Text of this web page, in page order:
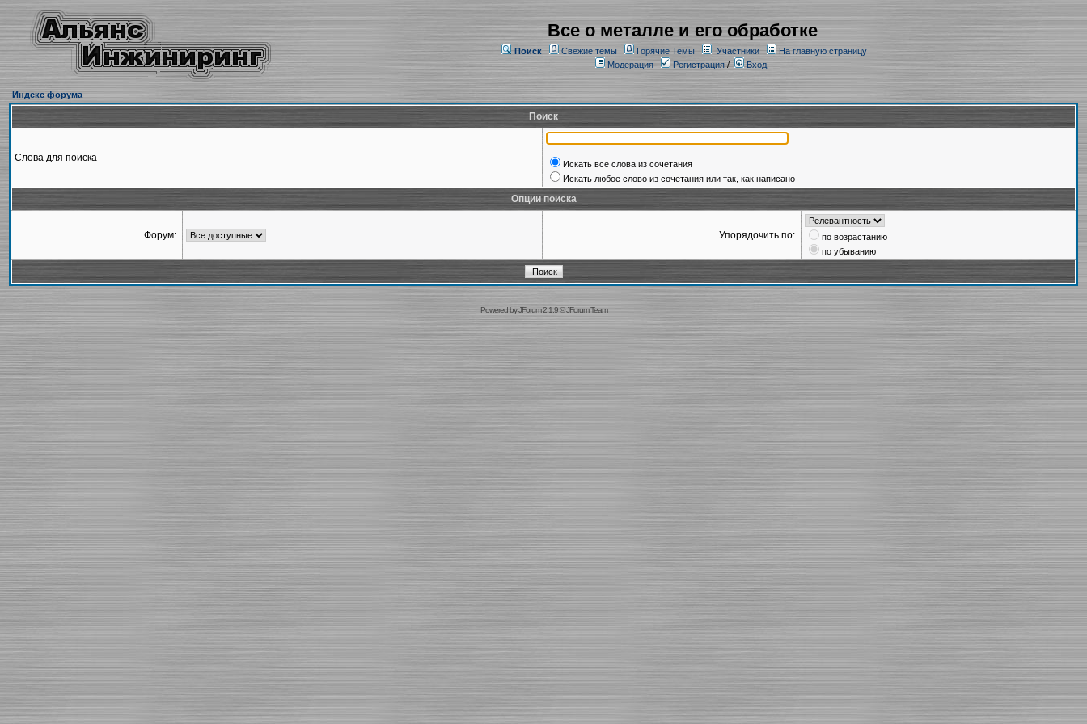
Все о металле и его обработке
Поиск Свежие темы Горячие Темы Участники
На главную страницу
Модерация
Регистрация/ Вход
Индекс форума
Поиск
Слова для поиска
Искать все слова из сочетания
Искать любое слово из сочетания или так, как написано
Опции поиска
Форум: Упорядочить по:
по возрастанию
по убыванию
Powered byJForum 2.1.9©JForum Team